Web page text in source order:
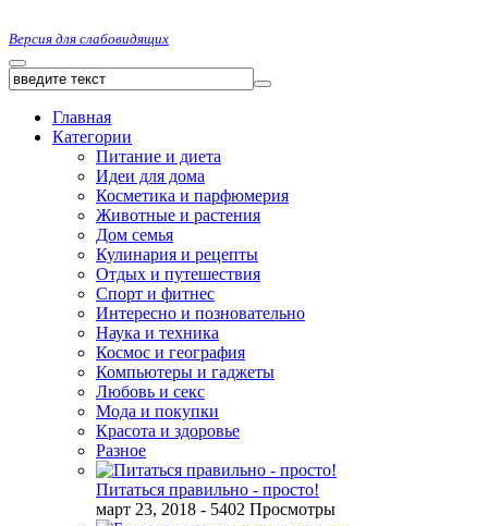
Версия для слабовидящих
Главная
Категории
Питание и диета
Идеи для дома
Косметика и парфюмерия
Животные и растения
Дом семья
Кулинария и рецепты
Отдых и путешествия
Спорт и фитнес
Интересно и позновательно
Наука и техника
Космос и география
Компьютеры и гаджеты
Любовь и секс
Мода и покупки
Красота и здоровье
Разное
Питаться правильно - просто!
март 23, 2018 - 5402 Просмотры